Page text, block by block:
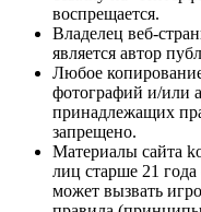
воспрещается.
Владелец веб-
является автор
Любое
фотографий и/или
принадлежащих
запрещено.
Материалы сайта
лиц старше 21
может вызвать